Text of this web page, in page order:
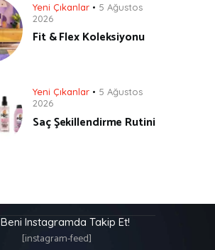
Yeni Çıkanlar
5 Ağustos
2026
Fit & Flex Koleksiyonu
Yeni Çıkanlar
5 Ağustos
2026
Saç Şekillendirme Rutini
Beni Instagramda Takip Et!
[instagram-feed]